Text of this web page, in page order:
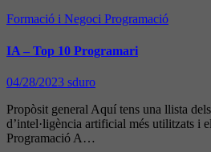
Formació i Negoci Programació
IA – Top 10 Programari
04/28/2023 sduro
Propòsit general Aquí tens una llista
d’intel·ligència artificial més utilitzats i
Programació A…